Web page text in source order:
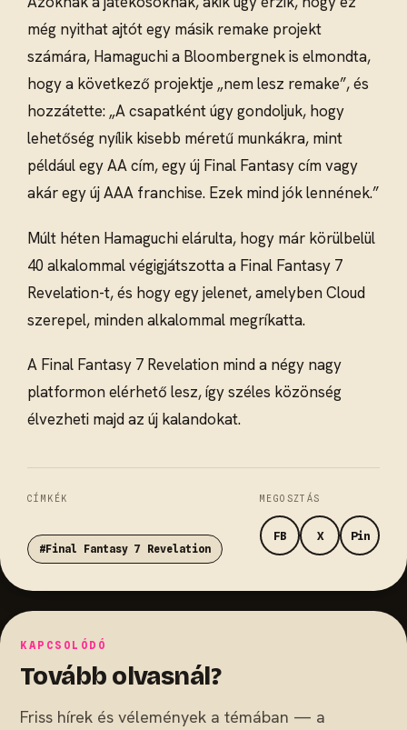
még nyithat ajtót egy másik remake projekt
számára, Hamaguchi a Bloombergnek is elmondta,
hogy a következő projektje „nem lesz remake”, és
hozzátette: „A csapatként úgy gondoljuk, hogy
lehetőség nyílik kisebb méretű munkákra, mint
például egy AA cím, egy új Final Fantasy cím vagy
akár egy új AAA franchise. Ezek mind jók lennének.”
Múlt héten Hamaguchi elárulta, hogy már körülbelül
40 alkalommal végigjátszotta a Final Fantasy 7
Revelation-t, és hogy egy jelenet, amelyben Cloud
szerepel, minden alkalommal megríkatta.
A Final Fantasy 7 Revelation mind a négy nagy
platformon elérhető lesz, így széles közönség
élvezheti majd az új kalandokat.
CÍMKÉK
#Final Fantasy 7 Revelation
MEGOSZTÁS
FB X Pin
KAPCSOLÓDÓ
Tovább olvasnál?
Friss hírek és vélemények a témában — a